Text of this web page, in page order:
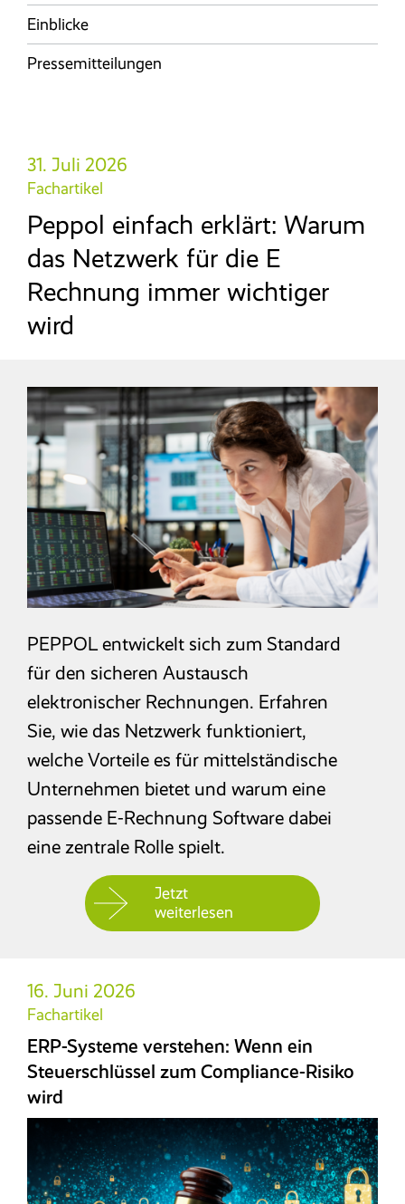
Entgeltabrechnung
Entgeltanalyse NEU
Baulohn
Zeitwirtschaft
KI-Assistent
ON PREMISE (LN UI)
Personal­management
Reisekosten­abrechnung
Zeitwirtschaft
Entgelt­abrechnung
Mitarbeiter­portal
Finanzbuchhaltung
Kostenrechnung
Anlagenbuchhaltung
E-Rechnung
Faktura
Archivierung/Workflow
E-Bilanz
Reisekosten­abrechnung
Referenzen
HANSALOG MEGA
Wissensdatenbank/FAQ
Glossar
Seminare und Schulungen
Messen
Einblicke
Pressemitteilungen
31. Juli 2026
Fachartikel
Peppol einfach erklärt: Warum
das Netzwerk für die E
Rechnung immer wichtiger
wird
PEPPOL entwickelt sich zum Standard
für den sicheren Austausch
elektronischer Rechnungen. Erfahren
Sie, wie das Netzwerk funktioniert,
welche Vorteile es für mittelständische
Unternehmen bietet und warum eine
passende E-Rechnung Software dabei
eine zentrale Rolle spielt.
Jetzt
weiterlesen
16. Juni 2026
Fachartikel
ERP-Systeme verstehen: Wenn ein
Steuerschlüssel zum Compliance-Risiko
wird